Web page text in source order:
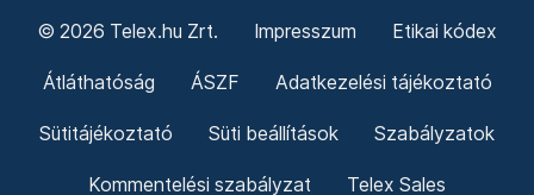
© 2026 Telex.hu Zrt. Impresszum Etikai kódex
Átláthatóság ÁSZF Adatkezelési tájékoztató
Sütitájékoztató Süti beállítások Szabályzatok
Kommentelési szabályzat Telex Sales